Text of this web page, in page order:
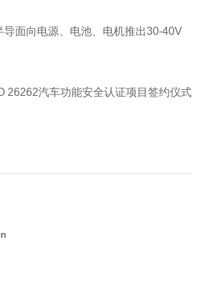
导面向电源、电池、电机推出30-40V
26262汽车功能安全认证项目签约仪式